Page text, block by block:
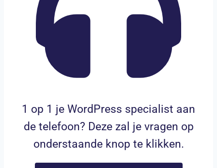
1 op 1 je WordPress specialist aan
de telefoon? Deze zal je vragen op
onderstaande knop te klikken.